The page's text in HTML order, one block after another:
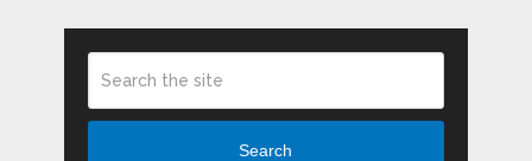
Search